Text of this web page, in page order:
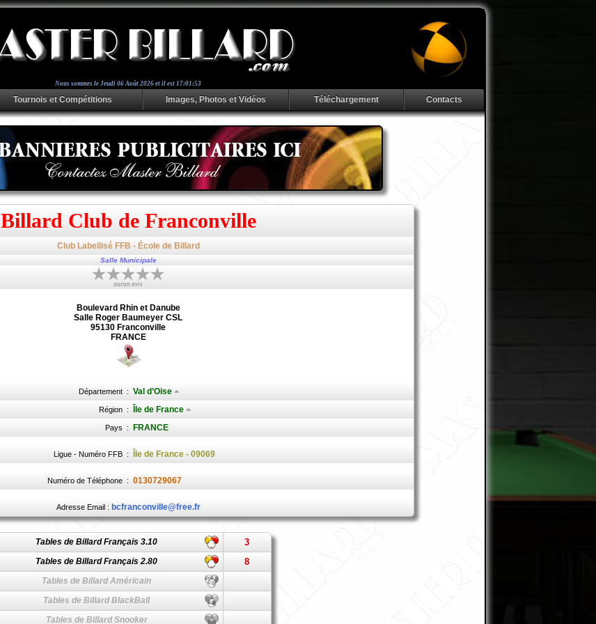
Nous sommes le Jeudi 06 Août 2026 et il est 17:01:54
Tournois et Compétitions Images, Photos et Vidéos Téléchargement Contacts
Billard Club de Franconville
Club Labellisé FFB - École de Billard
Salle Municipale
aucun avis
Boulevard Rhin et Danube
Salle Roger Baumeyer CSL
95130 Franconville
FRANCE
Département : Val d’Oise
Région : Île de France
Pays : FRANCE
Ligue - Numéro FFB : Île de France - 09069
Numéro de Téléphone : 0130729067
Adresse Email : bcfranconville@free.fr
Tables de Billard Français 3.10 3
Tables de Billard Français 2.80 8
Tables de Billard Américain
Tables de Billard BlackBall
Tables de Billard Snooker